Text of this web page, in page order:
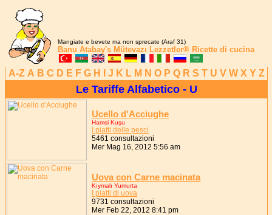
Mangiate e bevete ma non sprecate (Araf 31)
Banu Atabay's Mütevazı Lezzetler® Ricette di cucina
A-Z A B C D E F G H J K L M N O P Q R S T U V W X Y Z
Le Tariffe Alfabetico - U
Ucello d'Acciughe
Hamsi Kuşu
I piatti delle pesci
5461 consultazioni
Mer Mag 16, 2012 5:56 am
Uova con Carne macinata
Kıymalı Yumurta
I piatti di uova
9731 consultazioni
Mer Feb 22, 2012 8:41 pm